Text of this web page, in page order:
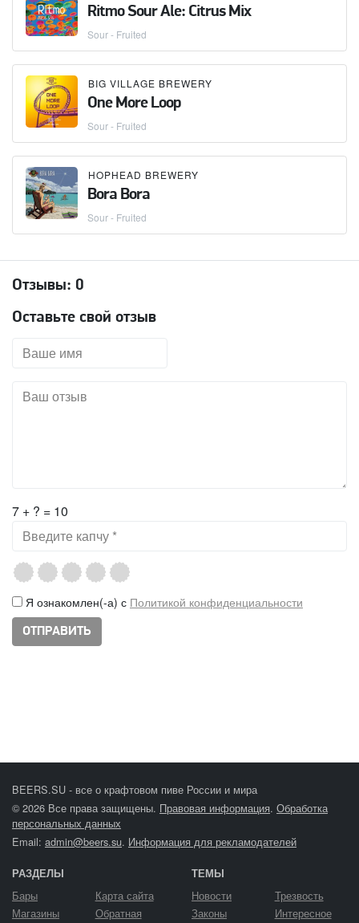
Ritmo Sour Ale: Citrus Mix
Sour - Fruited
BIG VILLAGE BREWERY
One More Loop
Sour - Fruited
HOPHEAD BREWERY
Bora Bora
Sour - Fruited
Отзывы: 0
Оставьте свой отзыв
7 + ? = 10
Я ознакомлен(-а) с Политикой конфиденциальности
BEERS.SU - все о крафтовом пиве России и мира
© 2026 Все права защищены. Правовая информация. Обработка
персональных данных
Email: admin@beers.su. Информация для рекламодателей
РАЗДЕЛЫ
Бары
Магазины
Карта сайта
Обратная
ТЕМЫ
Новости
Законы
Трезвость
Интересное